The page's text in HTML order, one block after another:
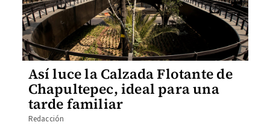
Así luce la Calzada Flotante de
Chapultepec, ideal para una
tarde familiar
Redacción